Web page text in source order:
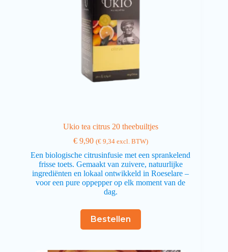
Ukio tea citrus 20 theebuiltjes
€9,90 (€9,34excl. BTW)
Een biologische citrusinfusie met een sprankelend
frisse toets. Gemaakt van zuivere, natuurlijke
ingrediënten en lokaal ontwikkeld in Roeselare –
voor een pure oppepper op elk moment van de
dag.
Bestellen